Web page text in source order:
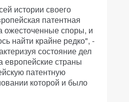
истории своего
патентная
ожесточенные споры, и
найти крайне редко", -
состояние дел
европейские страны
патентную
которой и было